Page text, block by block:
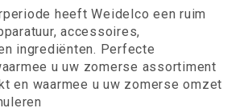
heeft Weidelco een ruim
accessoires,
ingrediënten. Perfecte
u uw zomerse assortiment
en waarmee u uw zomerse omzet